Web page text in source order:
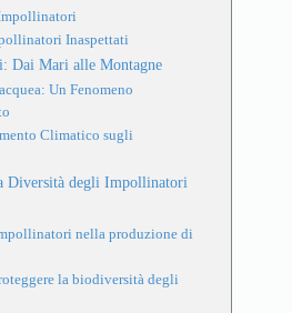
Inaspettati
Dai Mari alle Montagne
Un Fenomeno
Climatico sugli
Diversità degli Impollinatori
nella produzione di
la biodiversità degli